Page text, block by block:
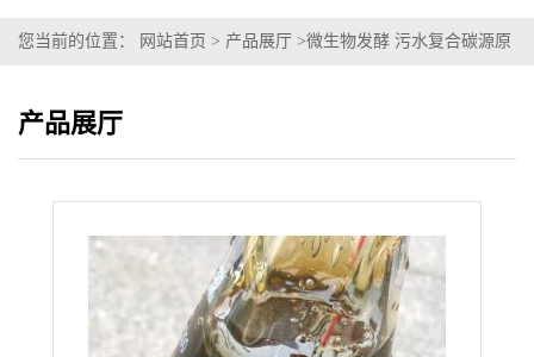
您当前的位置： 网站首页 > 产品展厅 >微生物发酵 污水复合碳源原
产品展厅